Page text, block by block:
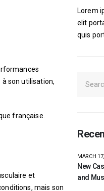
son utilisation,
française.
et
mais son
Lorem
elit
quis
New
and
MARCH